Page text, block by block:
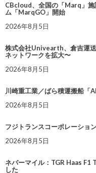
CBcloud、全国の「Marq」施
ム「MarqGO」開始
2026年8月5日
株式会社Univearth、倉吉運
ネットワークを拡大〜
2026年8月5日
川崎重工業／ばら積運搬船「
2026年8月5日
フジトランスコーポレーショ
2026年8月5日
ネバーマイル：TGR Haas F1
した